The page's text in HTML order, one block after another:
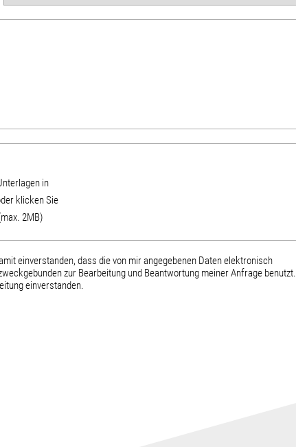
in
klicken Sie
2MB)
einverstanden, dass die von mir angegebenen Daten elektronisch
zur Bearbeitung und Beantwortung meiner Anfrage benutzt.
einverstanden.